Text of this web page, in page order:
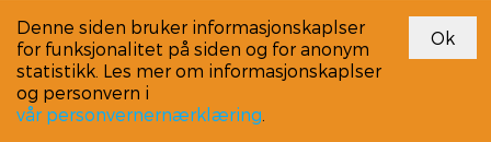
Denne siden bruker informasjonskaplser
for funksjonalitet på siden og for anonym
statistikk. Les mer om informasjonskaplser
og personvern i
vår personvernernærklæring